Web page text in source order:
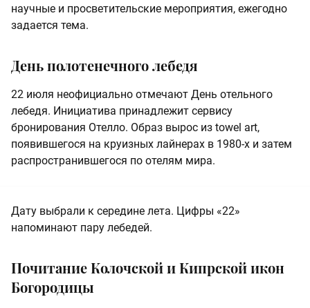
научные и просветительские мероприятия, ежегодно
задается тема.
День полотенечного лебедя
22 июля неофициально отмечают День отельного
лебедя. Инициатива принадлежит сервису
бронирования Отелло. Образ вырос из towel art,
появившегося на круизных лайнерах в 1980-х и затем
распространившегося по отелям мира.
Дату выбрали к середине лета. Цифры «22»
напоминают пару лебедей.
Почитание Колочской и Кипрской икон
Богородицы